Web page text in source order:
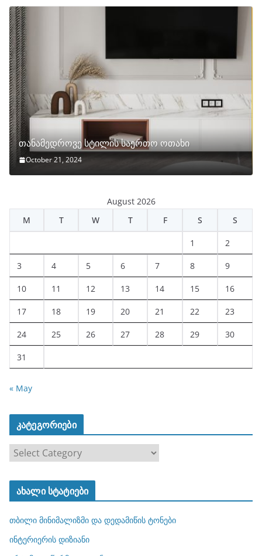
თანამედროვე სტილის საერთო ოთახი
October 21, 2024
August 2026
M
T W T F S S
1 2
3 4 5 6 7 8 9
10 11 12 13 14 15 16
17 18 19 20 21 22 23
24 25 26 27 28 29 30
31
« May
კატეგორიები
ტ
ო
რ
ახალი სტატიები
თბილი მინიმალიზმი და დედამიწის ტონები
ინტერიერის დიზიანი